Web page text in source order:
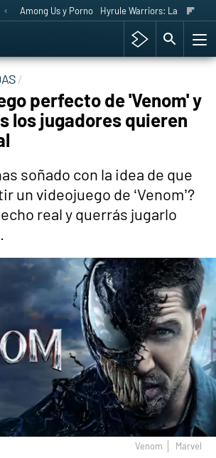
Among Us y Porno Hyrule Warriors: La Era del
perfecto de 'Venom' y
los jugadores quieren
soñado con la idea de que
un videojuego de ‘Venom’?
real y querrás jugarlo
Venom Marvel